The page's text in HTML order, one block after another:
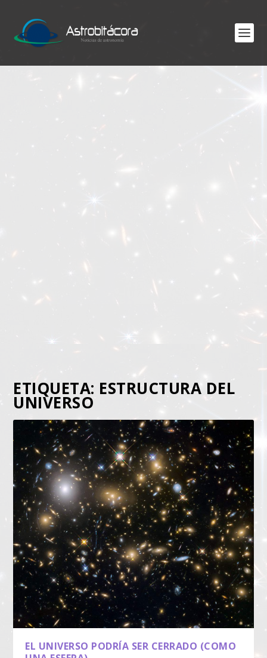
ETIQUETA: ESTRUCTURA DEL
UNIVERSO
EL UNIVERSO PODRÍA SER CERRADO (COMO